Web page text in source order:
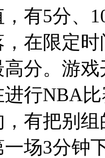
有5分、
在限定
分。游
行NBA
有把别
场3分钟